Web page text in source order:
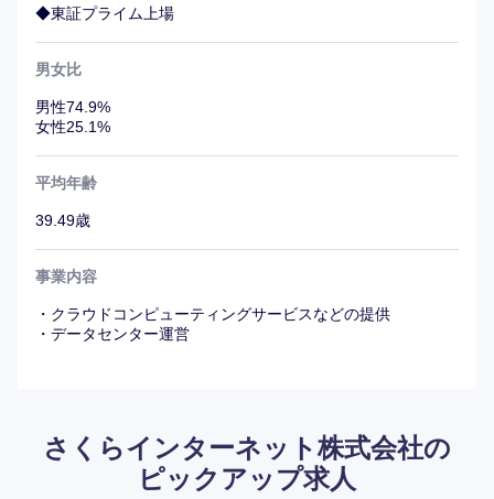
◆東証プライム上場
男女比
男性74.9%
女性25.1%
平均年齢
39.49歳
事業内容
・クラウドコンピューティングサービスなどの提供
・データセンター運営
さくらインターネット株式会社の
ピックアップ求人